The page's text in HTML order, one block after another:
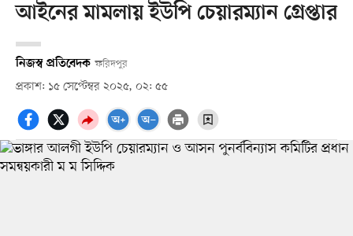
আইনের মামলায় ইউপি চেয়ারম্যান গ্রেপ্তার
নিজস্ব প্রতিবেদক ফরিদপুর
প্রকাশ: ১৫ সেপ্টেম্বর ২০২৫, ০২: ৫৫